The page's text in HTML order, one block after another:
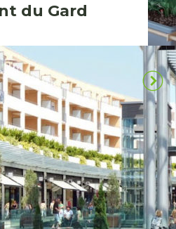
du Gard
Toutes nos réalisations
projet
ou de
?